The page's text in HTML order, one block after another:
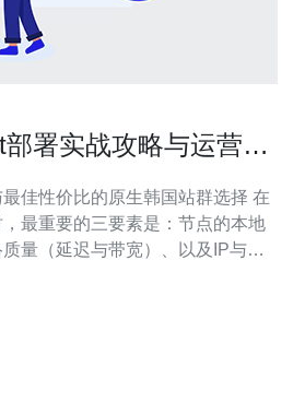
署实战攻略与运营成
佳性价比的原生韩国站群选择 在
最重要的三要素是：节点的本地
量（延迟与带宽）、以及IP与域
稳定公网IP；若追求“最便宜”，可